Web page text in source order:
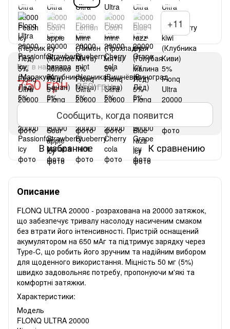
+11
Нет в наличии
750 грн 850 грн
Сообщить, когда появится
В избранное К сравнению
Описание
FLONQ ULTRA 20000 - розрахована на 20000 затяжок,
що забезпечує тривалу насолоду насиченим смаком
без втрати його інтенсивності. Пристрій оснащений
акумулятором на 650 мАг та підтримує зарядку через
Type-C, що робить його зручним та надійним вибором
для щоденного використання. Міцність 50 мг (5%)
швидко задовольняє потребу, пропонуючи м'які та
комфортні затяжки.
Характеристики:
Модель
FLONQ ULTRA 20000